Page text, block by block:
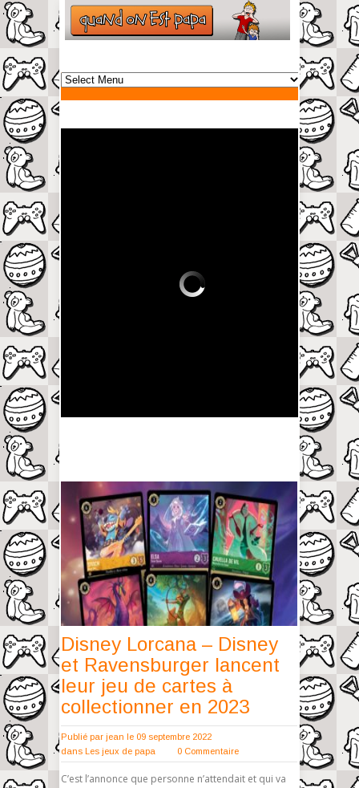
Disney Lorcana – Disney
et Ravensburger lancent
leur jeu de cartes à
collectionner en 2023
Publié par jean le 09 septembre 2022
dans Les jeux de papa 0 Commentaire
C’est l’annonce que personne n’attendait et qui va